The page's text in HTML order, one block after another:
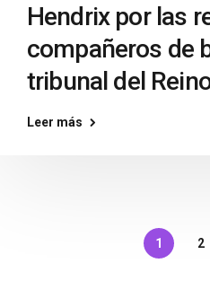
Hendrix por las
compañeros de
tribunal del
Leer más
1 2